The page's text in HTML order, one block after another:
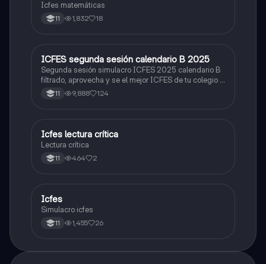
Icfes matemáticas
11 1,832 18
ICFES: Lectura Crítica
ICFES segunda sesión calendario B 2025
Segunda sesión simulacro ICFES 2025 calendario B
filtrado, aprovecha y se el mejor ICFES de tu colegio y
poder ingresar a universidad, y estudiar aquella
carrera con la que tanto sueñas.
11 9,888 124
Lengua Castellana
Icfes lectura crítica
Lectura crítica
11 464 2
ICFES: Sociales y Ciudadanas
Icfes
Simulacro icfes
11 1,455 26